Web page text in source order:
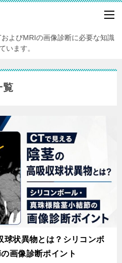
よびMRIの画像診断に必要な知識
います。
覧
球状異物とは？シリコンボ
画像診断ポイント